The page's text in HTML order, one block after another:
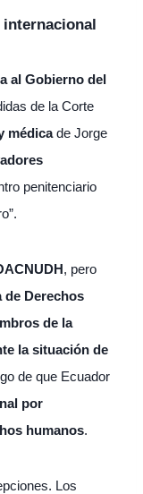
al Gobierno del
de la Corte
médicade Jorge
penitenciario
, pero
de Derechos
de la
la situación de
de que Ecuador
por
humanos.
Los